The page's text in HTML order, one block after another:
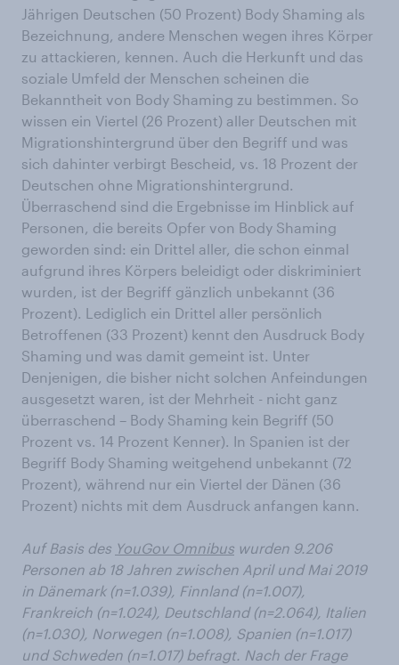
Jährigen Deutschen (50 Prozent) Body Shaming als
Bezeichnung, andere Menschen wegen ihres Körper
zu attackieren, kennen. Auch die Herkunft und das
soziale Umfeld der Menschen scheinen die
Bekanntheit von Body Shaming zu bestimmen. So
wissen ein Viertel (26 Prozent) aller Deutschen mit
Migrationshintergrund über den Begriff und was
sich dahinter verbirgt Bescheid, vs. 18 Prozent der
Deutschen ohne Migrationshintergrund.
Überraschend sind die Ergebnisse im Hinblick auf
Personen, die bereits Opfer von Body Shaming
geworden sind: ein Drittel aller, die schon einmal
aufgrund ihres Körpers beleidigt oder diskriminiert
wurden, ist der Begriff gänzlich unbekannt (36
Prozent). Lediglich ein Drittel aller persönlich
Betroffenen (33 Prozent) kennt den Ausdruck Body
Shaming und was damit gemeint ist. Unter
Denjenigen, die bisher nicht solchen Anfeindungen
ausgesetzt waren, ist der Mehrheit - nicht ganz
überraschend – Body Shaming kein Begriff (50
Prozent vs. 14 Prozent Kenner). In Spanien ist der
Begriff Body Shaming weitgehend unbekannt (72
Prozent), während nur ein Viertel der Dänen (36
Prozent) nichts mit dem Ausdruck anfangen kann.
Auf Basis des YouGov Omnibus wurden 9.206
Personen ab 18 Jahren zwischen April und Mai 2019
in Dänemark (n=1.039), Finnland (n=1.007),
Frankreich (n=1.024), Deutschland (n=2.064), Italien
(n=1.030), Norwegen (n=1.008), Spanien (n=1.017)
und Schweden (n=1.017) befragt. Nach der Frage